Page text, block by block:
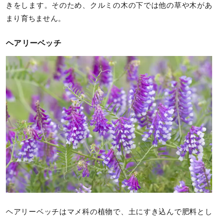
きをします。そのため、クルミの木の下では他の草や木があ
まり育ちません。
ヘアリーベッチ
ヘアリーベッチはマメ科の植物で、土にすき込んで肥料とし